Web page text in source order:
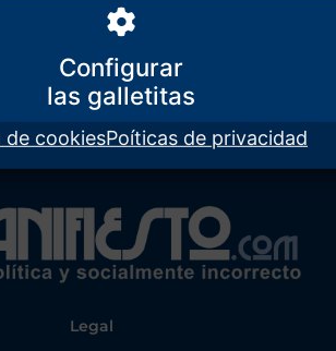
Configurar
de cookiesPoíticas de privacidad
Legal